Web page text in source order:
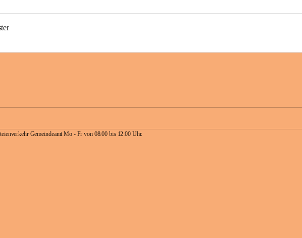
Gemeindeamt Mo - Fr von 08:00 bis 12:00 Uhr.